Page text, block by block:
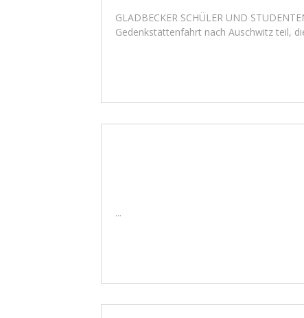
GLADBECKER SCHÜLER UND
Gedenkstättenfahrt nach Auschwitz teil,
...